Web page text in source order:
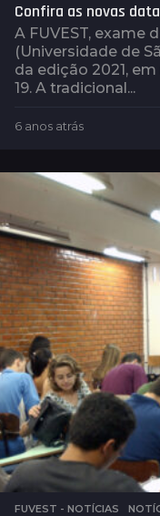
Confira as novas
A FUVEST, exame
(Universidade de
da edição 2021,
19. A tradicional...
6 anos atrás
o
s
r
á
s
FUVEST - NOTÍCIAS ,